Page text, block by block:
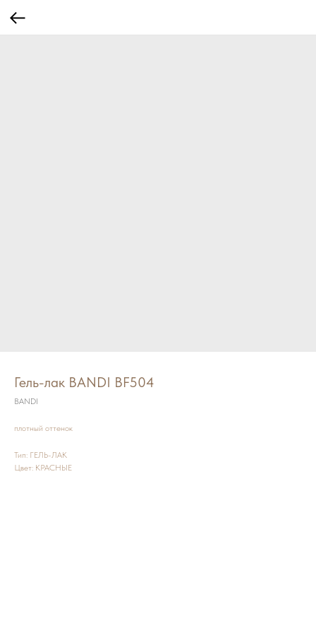
Гель-лак BANDI BF504
BANDI
плотный оттенок
Тип: ГЕЛЬ-ЛАК
Цвет: КРАСНЫЕ